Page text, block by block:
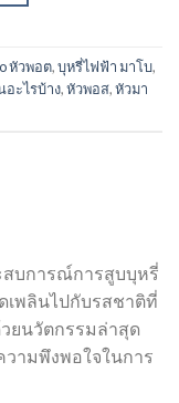
หัวพอต,บุหรี่ไฟฟ้า มาโบ,
ะไรบ้าง,หัวพอส,หัวมา
สบการณ์การสูบบุหรี่
เพลินไปกับรสชาติที่
ยนวัตกรรมล่าสุด
ามพึงพอใจในการ